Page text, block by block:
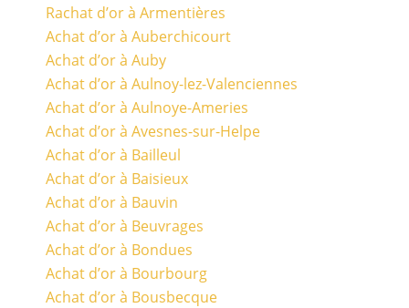
Rachat d’or à Armentières
Achat d’or à Auberchicourt
Achat d’or à Auby
Achat d’or à Aulnoy-lez-Valenciennes
Achat d’or à Aulnoye-Ameries
Achat d’or à Avesnes-sur-Helpe
Achat d’or à Bailleul
Achat d’or à Baisieux
Achat d’or à Bauvin
Achat d’or à Beuvrages
Achat d’or à Bondues
Achat d’or à Bourbourg
Achat d’or à Bousbecque